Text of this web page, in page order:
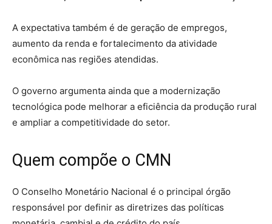
A expectativa também é de geração de empregos,
aumento da renda e fortalecimento da atividade
econômica nas regiões atendidas.
O governo argumenta ainda que a modernização
tecnológica pode melhorar a eficiência da produção rural
e ampliar a competitividade do setor.
Quem compõe o CMN
O Conselho Monetário Nacional é o principal órgão
responsável por definir as diretrizes das políticas